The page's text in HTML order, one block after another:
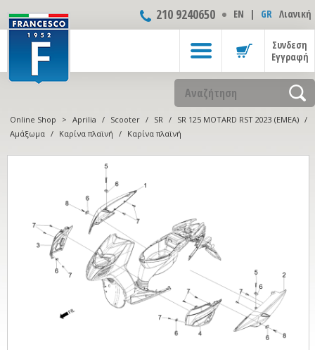
210 9240650 ΕΝ | GR Λιανική
Συνδεση
Εγγραφή
Online Shop > Aprilia / Scooter / SR / SR 125 MOTARD RST 2023 (EMEA) /
Αμάξωμα / Καρίνα πλαϊνή / Καρίνα πλαϊνή